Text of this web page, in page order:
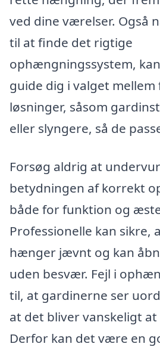
ved dine værelser. Også
til at finde det rigtige
ophængningssystem,
guide dig i valget mellem
løsninger, såsom
eller slyngere, så de
Forsøg aldrig at
betydningen af korrekt
både for funktion og
Professionelle kan sikre,
hænger jævnt og kan
uden besvær. Fejl i
til, at gardinerne ser
at det bliver vanskeligt
Derfor kan det være en